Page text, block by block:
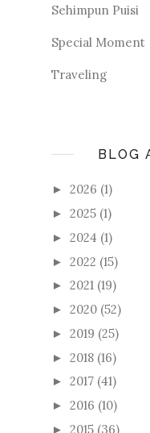
Sehimpun Puisi
Special Moment
Traveling
BLOG
► 2026 (1)
► 2025 (1)
► 2024 (1)
► 2022 (15)
► 2021 (19)
► 2020 (52)
► 2019 (25)
► 2018 (16)
► 2017 (41)
► 2016 (10)
► 2015 (36)